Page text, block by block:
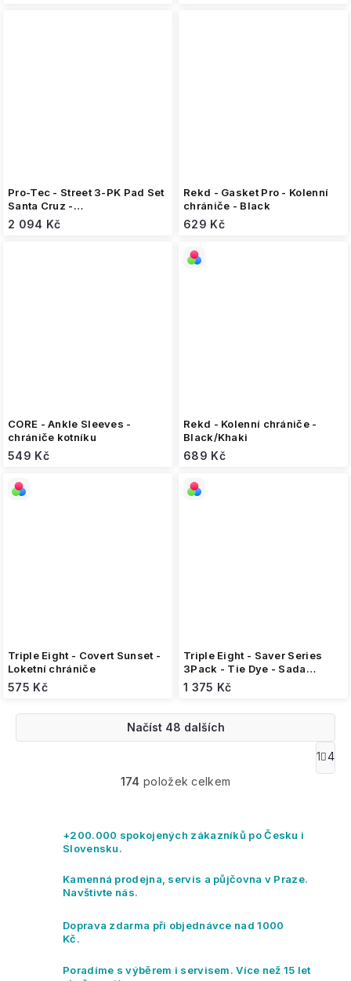
Pro-Tec - Street 3-PK Pad Set
Santa Cruz -
Black/White/Pink - Sada
chráničů
2 094 Kč
Rekd - Gasket Pro - Kolenní
chrániče - Black
629 Kč
CORE - Ankle Sleeves -
chrániče kotníku
549 Kč
Rekd - Kolenní chrániče -
Black/Khaki
689 Kč
Triple Eight - Covert Sunset -
Loketní chrániče
575 Kč
Triple Eight - Saver Series
3Pack - Tie Dye - Sada
chráničů pro dospělé
1 375 Kč
l
a
p
k
y
ý
Načíst 48 dalších
S
t
1
4
174 položek celkem
+200.000 spokojených zákazníků po Česku i
Slovensku.
Kamenná prodejna, servis a půjčovna v Praze.
Navštivte nás.
Doprava zdarma při objednávce nad 1000
Kč.
Poradíme s výběrem i servisem. Více než 15 let